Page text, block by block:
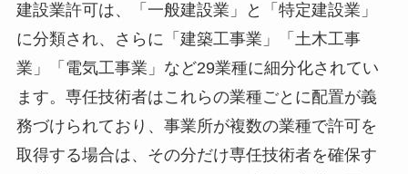
建設業許可は、「一般建設業」と「特定建設業」
に分類され、さらに「建築工事業」「土木工事
業」「電気工事業」など29業種に細分化されてい
ます。専任技術者はこれらの業種ごとに配置が義
務づけられており、事業所が複数の業種で許可を
取得する場合は、その分だけ専任技術者を確保す